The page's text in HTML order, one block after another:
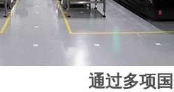
通过多项